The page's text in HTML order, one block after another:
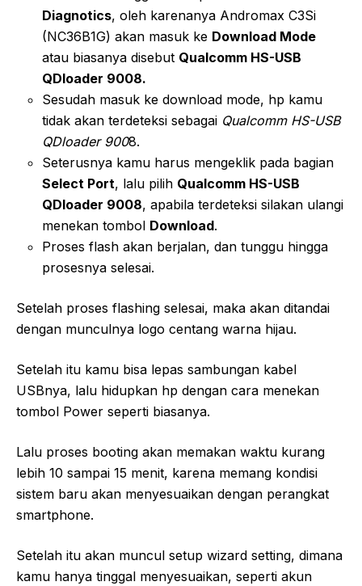
Diagnotics, oleh karenanya Andromax C3Si
(NC36B1G) akan masuk ke Download Mode
atau biasanya disebut Qualcomm HS-USB
QDloader 9008.
Sesudah masuk ke download mode, hp kamu
tidak akan terdeteksi sebagai Qualcomm HS-USB
QDloader 9008.
Seterusnya kamu harus mengeklik pada bagian
Select Port, lalu pilih Qualcomm HS-USB
QDloader 9008, apabila terdeteksi silakan ulangi
menekan tombol Download.
Proses flash akan berjalan, dan tunggu hingga
prosesnya selesai.
Setelah proses flashing selesai, maka akan ditandai
dengan munculnya logo centang warna hijau.
Setelah itu kamu bisa lepas sambungan kabel
USBnya, lalu hidupkan hp dengan cara menekan
tombol Power seperti biasanya.
Lalu proses booting akan memakan waktu kurang
lebih 10 sampai 15 menit, karena memang kondisi
sistem baru akan menyesuaikan dengan perangkat
smartphone.
Setelah itu akan muncul setup wizard setting, dimana
kamu hanya tinggal menyesuaikan, seperti akun